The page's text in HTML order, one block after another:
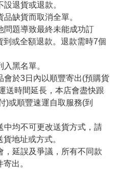
退貨或退款。
缺貨而取消全單。
題導致最終未能成功訂
或全額退款。退款需時7個
黑名單。
於3日內以順豐寄出(預購貨
送時間延長，本店會盡快跟
)或順豐速運自取服務(到
均不可更改送貨方式，請
地址或方式。
延誤及爭議，所有不同款
出。